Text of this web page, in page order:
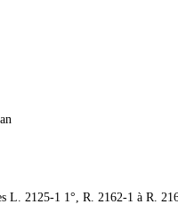
L. 2125-1 1°, R. 2162-1 à R.